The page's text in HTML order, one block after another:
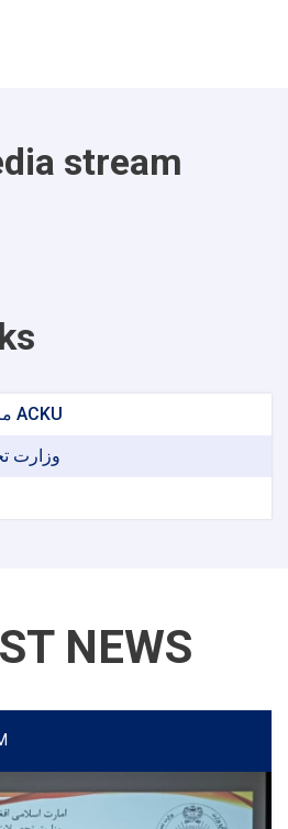
stream
مرکز معلومات افغانستان ACKU
وزارت
NEWS